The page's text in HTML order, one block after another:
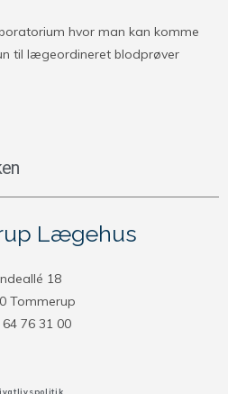
hvor man kan komme
til lægeordineret blodprøver
Lægehus
18
Tommerup
76 31 00